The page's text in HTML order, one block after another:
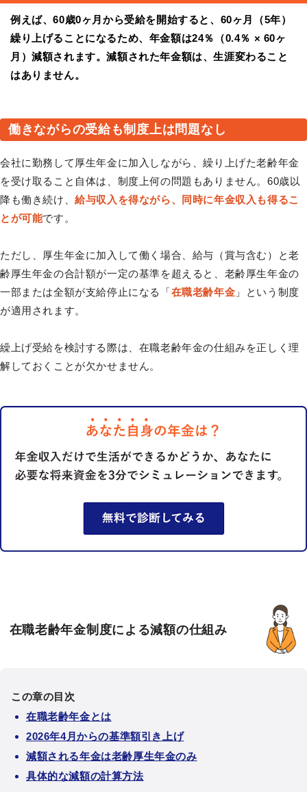
例えば、60歳0ヶ月から受給を開始すると、60ヶ月（5年）
繰り上げることになるため、年金額は24％（0.4％ × 60ヶ
月）減額されます。減額された年金額は、生涯変わること
はありません。
働きながらの受給も制度上は問題なし
会社に勤務して厚生年金に加入しながら、繰り上げた老齢年金
を受け取ること自体は、制度上何の問題もありません。60歳以
降も働き続け、給与収入を得ながら、同時に年金収入も得るこ
とが可能です。
ただし、厚生年金に加入して働く場合、給与（賞与含む）と老
齢厚生年金の合計額が一定の基準を超えると、老齢厚生年金の
一部または全額が支給停止になる「在職老齢年金 」という制度
が適用されます。
繰上げ受給を検討する際は、在職老齢年金の仕組みを正しく理
解しておくことが欠かせません。
在職老齢年金制度による減額の仕組み
この章の目次
在職老齢年金とは
2026年4月からの基準額引き上げ
減額される年金は老齢厚生年金のみ
具体的な減額の計算方法